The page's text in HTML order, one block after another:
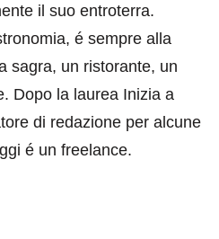
il suo entroterra.
é sempre alla
sagra, un ristorante, un
Dopo la laurea Inizia a
di redazione per alcune
é un freelance.